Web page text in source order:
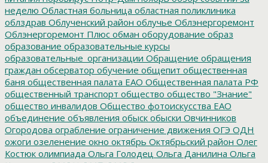
неделю Областная больница областная поликлиника
облздрав Облученский район облучье Облэнергоремонт
Облэнергоремонт Плюс обман оборудование образ
образование образовательные курсы
образовательные_организации Обращение обращения
граждан обсерватор обучение общепит общественная
баня общественная палата ЕАО Общественная палата РФ
общественный транспорт общество общество "Знание"
общество инвалидов Общество фотоискусства ЕАО
объединение объявления обыск обыски Овчинников
Огородова ограбление ограничение движения ОГЭ ОДН
ожоги озеленение окно октябрь Октябрьский район Олег
Костюк олимпиада Ольга Голодец Ольга Данилина Ольга